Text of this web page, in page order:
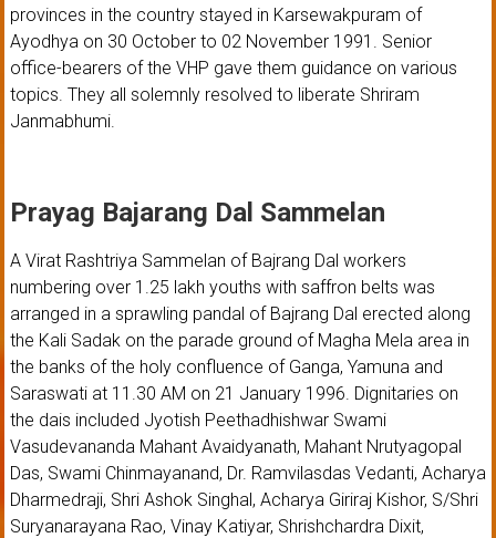
provinces in the country stayed in Karsewakpuram of
Ayodhya on 30 October to 02 November 1991. Senior
office-bearers of the VHP gave them guidance on various
topics. They all solemnly resolved to liberate Shriram
Janmabhumi.
Prayag Bajarang Dal Sammelan
A Virat Rashtriya Sammelan of Bajrang Dal workers
numbering over 1.25 lakh youths with saffron belts was
arranged in a sprawling pandal of Bajrang Dal erected along
the Kali Sadak on the parade ground of Magha Mela area in
the banks of the holy confluence of Ganga, Yamuna and
Saraswati at 11.30 AM on 21 January 1996. Dignitaries on
the dais included Jyotish Peethadhishwar Swami
Vasudevananda Mahant Avaidyanath, Mahant Nrutyagopal
Das, Swami Chinmayanand, Dr. Ramvilasdas Vedanti, Acharya
Dharmedraji, Shri Ashok Singhal, Acharya Giriraj Kishor, S/Shri
Suryanarayana Rao, Vinay Katiyar, Shrishchardra Dixit,